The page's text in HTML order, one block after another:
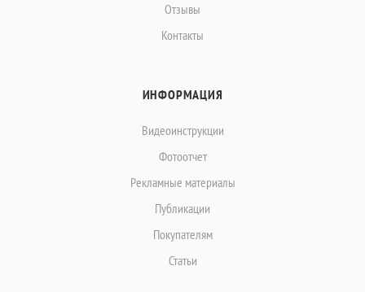
Отзывы
Контакты
ИНФОРМАЦИЯ
Видеоинструкции
Фотоотчет
Рекламные материалы
Публикации
Покупателям
Статьи